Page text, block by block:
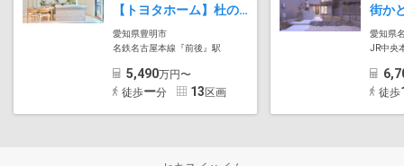
【トヨタホーム】杜の葉テラスTOYOAKE6棟
愛知県豊明市
名鉄名古屋本線『前後』駅
5,490万円〜
徒歩ー分 13 区画
愛知県
JR中央
徒歩